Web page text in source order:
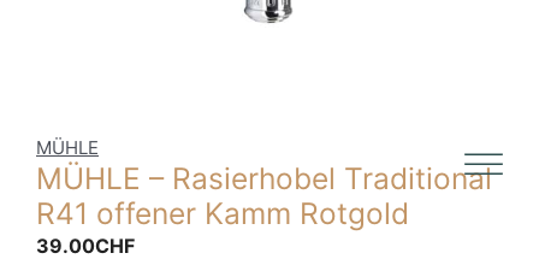
MÜHLE
MÜHLE – Rasierhobel Traditional
R41 offener Kamm Rotgold
39.00CHF